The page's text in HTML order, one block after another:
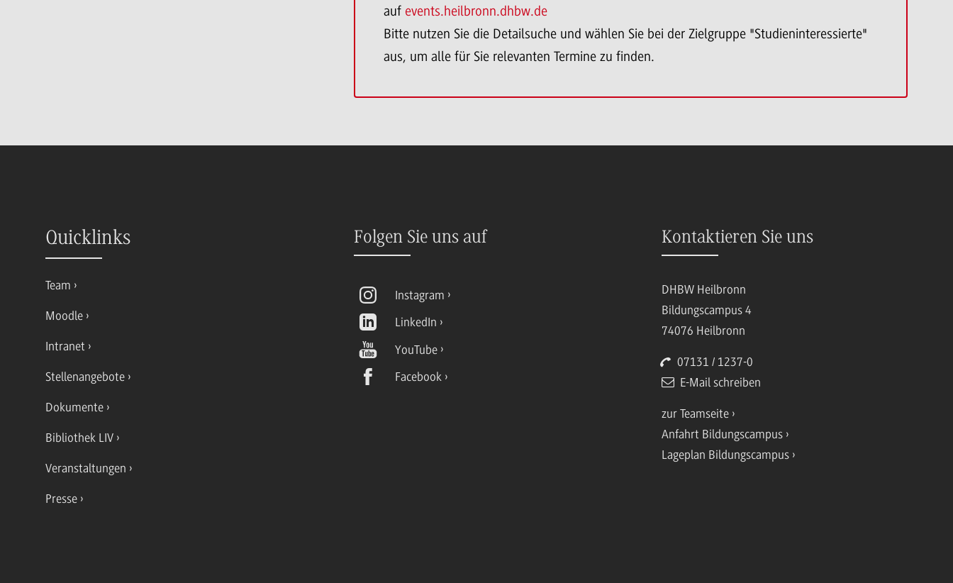
auf events.heilbronn.dhbw.de
Bitte nutzen Sie die Detailsuche und wählen Sie bei der Zielgruppe "Studieninteressierte"
aus, um alle für Sie relevanten Termine zu finden.
Quicklinks
Team
Moodle
Intranet
Stellenangebote
Dokumente
Bibliothek LIV
Veranstaltungen
Presse
Folgen Sie uns auf
Instagram
LinkedIn
YouTube
Facebook
Kontaktieren Sie uns
DHBW Heilbronn
Bildungscampus 4
74076 Heilbronn
07131 / 1237-0
E-Mail schreiben
zur Teamseite
Anfahrt Bildungscampus
Lageplan Bildungscampus